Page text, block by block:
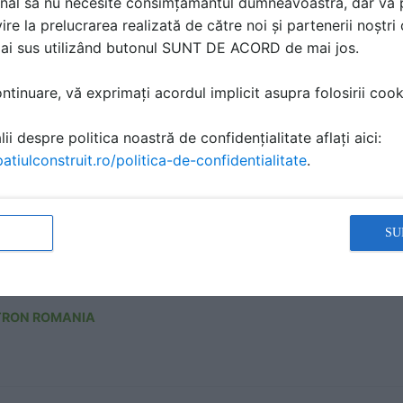
/Oferta de produse Elis Pavaje febr 2024 -
semnificativ amprenta emisiilor de carbon a
ROMANIA
la prelucrarea realizată de către noi și partenerii noștri
sus utilizând butonul SUNT DE ACORD de mai jos.
vă exprimați acordul implicit asupra folosirii
despre politica noastră de confidențialitate aflați aici:
politica-de-confidentialitate.